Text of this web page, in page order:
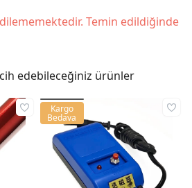
Temin edildiğinde
edebileceğiniz ürünler
Kargo
Bedava